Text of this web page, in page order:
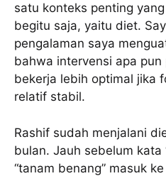
satu konteks penting
begitu saja, yaitu diet.
pengalaman saya
bahwa intervensi apa pun
bekerja lebih optimal jika
relatif stabil.
Rashif sudah menjalani
bulan. Jauh sebelum kata
“tanam benang” masuk